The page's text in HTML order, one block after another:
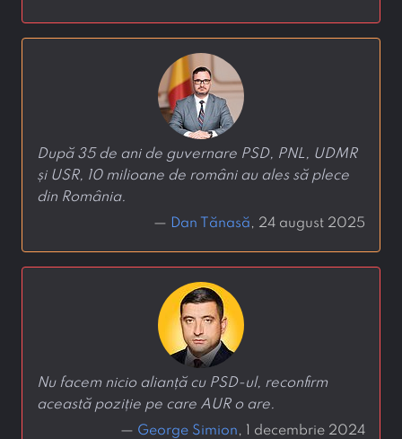
După 35 de ani de guvernare PSD, PNL, UDMR
și USR, 10 milioane de români au ales să plece
din România.
— Dan Tănasă, 24 august 2025
Nu facem nicio alianță cu PSD-ul, reconfirm
această poziție pe care AUR o are.
— George Simion, 1 decembrie 2024